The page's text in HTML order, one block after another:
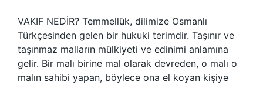
VAKIF NEDİR? Temmellük, dilimize Osmanlı
Türkçesinden gelen bir hukuki terimdir. Taşınır ve
taşınmaz malların mülkiyeti ve edinimi anlamına
gelir. Bir malı birine mal olarak devreden, o malı o
malın sahibi yapan, böylece ona el koyan kişiye